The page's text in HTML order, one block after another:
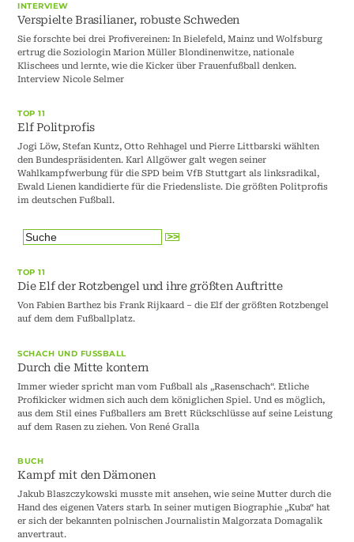
INTERVIEW
Verspielte Brasilianer, robuste Schweden
Sie forschte bei drei Profivereinen: In Bielefeld, Mainz und Wolfsburg
ertrug die Soziologin Marion Müller Blondinenwitze, nationale
Klischees und lernte, wie die Kicker über Frauenfußball denken.
Interview Nicole Selmer
TOP 11
Elf Politprofis
Jogi Löw, Stefan Kuntz, Otto Rehhagel und Pierre Littbarski wählten
den Bundespräsidenten. Karl Allgöwer galt wegen seiner
Wahlkampfwerbung für die SPD beim VfB Stuttgart als linksradikal,
Ewald Lienen kandidierte für die Friedensliste. Die größten Politprofis
im deutschen Fußball.
TOP 11
Die Elf der Rotzbengel und ihre größten Auftritte
Von Fabien Barthez bis Frank Rijkaard – die Elf der größten Rotzbengel
auf dem dem Fußballplatz.
SCHACH UND FUSSBALL
Durch die Mitte kontern
Immer wieder spricht man vom Fußball als „Rasenschach“. Etliche
Profikicker widmen sich auch dem königlichen Spiel. Und es möglich,
aus dem Stil eines Fußballers am Brett Rückschlüsse auf seine Leistung
auf dem Rasen zu ziehen. Von René Gralla
BUCH
Kampf mit den Dämonen
Jakub Blaszczykowski musste mit ansehen, wie seine Mutter durch die
Hand des eigenen Vaters starb. In seiner mutigen Biographie „Kuba“ hat
er sich der bekannten polnischen Journalistin Malgorzata Domagalik
anvertraut.